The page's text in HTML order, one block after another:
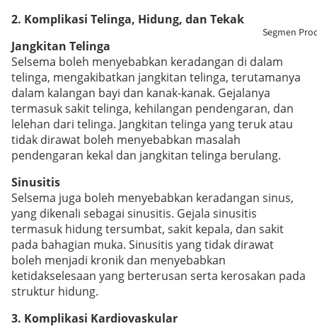
Segmen
2. Komplikasi Telinga, Hidung, dan Tekak
Jangkitan Telinga
Selsema boleh menyebabkan keradangan di dalam
telinga, mengakibatkan jangkitan telinga, terutamanya
dalam kalangan bayi dan kanak-kanak. Gejalanya
termasuk sakit telinga, kehilangan pendengaran, dan
lelehan dari telinga. Jangkitan telinga yang teruk atau
tidak dirawat boleh menyebabkan masalah
pendengaran kekal dan jangkitan telinga berulang.
Sinusitis
Selsema juga boleh menyebabkan keradangan sinus,
yang dikenali sebagai sinusitis. Gejala sinusitis
termasuk hidung tersumbat, sakit kepala, dan sakit
pada bahagian muka. Sinusitis yang tidak dirawat
boleh menjadi kronik dan menyebabkan
ketidakselesaan yang berterusan serta kerosakan pada
struktur hidung.
3. Komplikasi Kardiovaskular